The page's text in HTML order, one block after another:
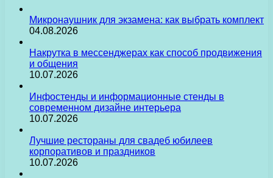
Микронаушник для экзамена: как выбрать комплект
04.08.2026
Накрутка в мессенджерах как способ продвижения
и общения
10.07.2026
Инфостенды и информационные стенды в
современном дизайне интерьера
10.07.2026
Лучшие рестораны для свадеб юбилеев
корпоративов и праздников
10.07.2026